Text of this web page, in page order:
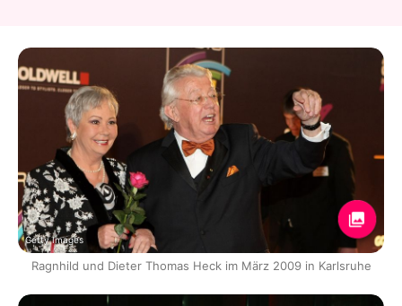
Getty Images
Ragnhild und Dieter Thomas Heck im März 2009 in Karlsruhe